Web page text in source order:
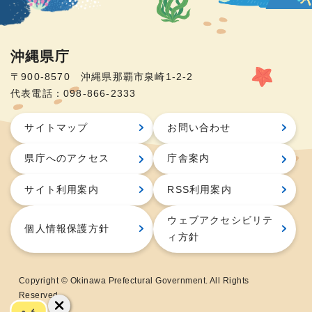
沖縄県庁
〒900-8570 沖縄県那覇市泉崎1-2-2
代表電話：098-866-2333
サイトマップ お問い合わせ
県庁へのアクセス 庁舎案内
サイト利用案内 RSS利用案内
個人情報保護方針
ウェブアクセシビリテ
ィ方針
Copyright © Okinawa Prefectural Government. All Rights
Reserved.